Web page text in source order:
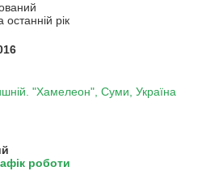
останній рік
"Хамелеон", Суми, Україна
роботи